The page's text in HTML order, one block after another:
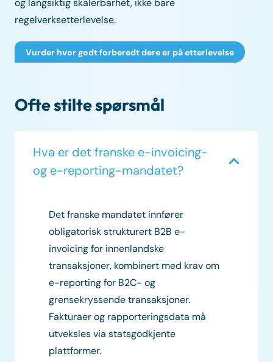
og langsiktig skalerbarhet, ikke bare
regelverksetterlevelse.
Vurder hvor godt forberedt dere er på etterlevelse
Ofte stilte spørsmål
Hva er det franske e-invoicing-
og e-reporting-mandatet?
Det franske mandatet innfører
obligatorisk strukturert B2B e-
invoicing for innenlandske
transaksjoner, kombinert med krav om
e-reporting for B2C- og
grensekryssende transaksjoner.
Fakturaer og rapporteringsdata må
utveksles via statsgodkjente
plattformer.